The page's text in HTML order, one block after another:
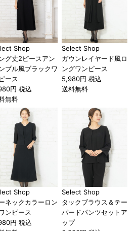
Shop
グ丈2ピースアン
ブル風ブラックワ
ース
円 税込
無料
Select Shop
ガウンレイヤード風ロ
ングワンピース
5,980円 税込
送料無料
Shop
ネックカラーロン
ンピース
円 税込
Select Shop
タックブラウス＆テー
パードパンツセットア
ップ